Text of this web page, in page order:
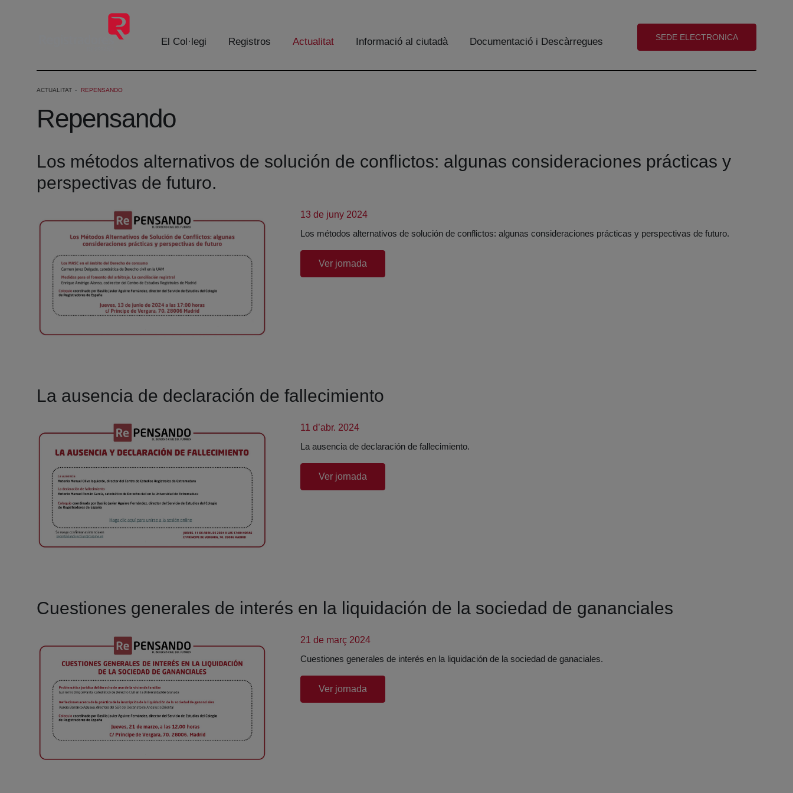
Salta al contingut principal
El Col·legi Registros Actualitat Informació al ciutadà Documentació i Descàrregues (abre en nueva ventana)
SEDE ELECTRONICA
ACTUALITAT REPENSANDO
Repensando
Los métodos alternativos de solución de conflictos: algunas consideraciones prácticas y
perspectivas de futuro.
13 de juny 2024
Los métodos alternativos de solución de conflictos: algunas consideraciones prácticas y perspectivas de futuro.
(abre en nueva ventana)
Ver jornada
La ausencia de declaración de fallecimiento
11 d’abr. 2024
La ausencia de declaración de fallecimiento.
(abre en nueva ventana)
Ver jornada
Cuestiones generales de interés en la liquidación de la sociedad de gananciales
21 de març 2024
Cuestiones generales de interés en la liquidación de la sociedad de ganaciales.
(abre en nueva ventana)
Ver jornada